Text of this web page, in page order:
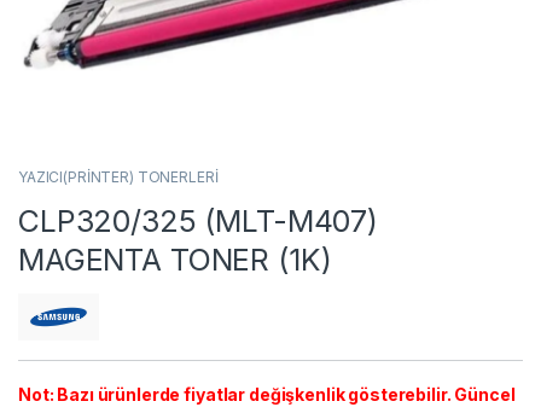
YAZICI(PRİNTER) TONERLERİ
CLP320/325 (MLT-M407)
MAGENTA TONER (1K)
Not: Bazı ürünlerde fiyatlar değişkenlik gösterebilir. Güncel